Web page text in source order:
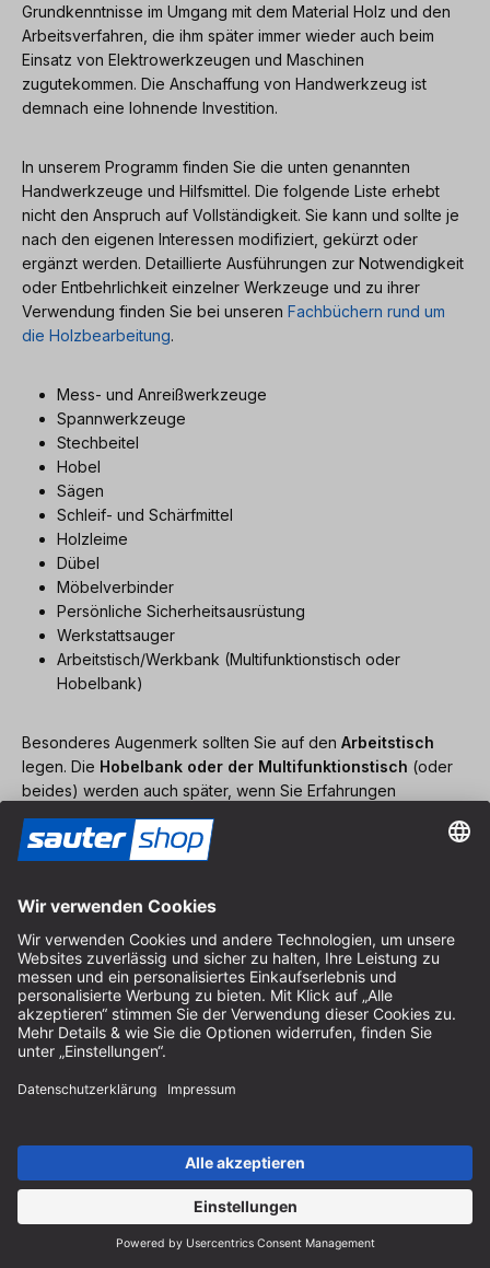
Grundkenntnisse im Umgang mit dem Material Holz und den
Arbeitsverfahren, die ihm später immer wieder auch beim
Einsatz von Elektrowerkzeugen und Maschinen
zugutekommen. Die Anschaffung von Handwerkzeug ist
demnach eine lohnende Investition.
In unserem Programm finden Sie die unten genannten
Handwerkzeuge und Hilfsmittel. Die folgende Liste erhebt
nicht den Anspruch auf Vollständigkeit. Sie kann und sollte je
nach den eigenen Interessen modifiziert, gekürzt oder
ergänzt werden. Detaillierte Ausführungen zur Notwendigkeit
oder Entbehrlichkeit einzelner Werkzeuge und zu ihrer
Verwendung finden Sie bei unseren Fachbüchern rund um
die Holzbearbeitung.
Mess- und Anreißwerkzeuge
Spannwerkzeuge
Stechbeitel
Hobel
Sägen
Schleif- und Schärfmittel
Holzleime
Dübel
Möbelverbinder
Persönliche Sicherheitsausrüstung
Werkstattsauger
Arbeitstisch/Werkbank (Multifunktionstisch oder
Hobelbank)
Besonderes Augenmerk sollten Sie auf den Arbeitstisch
legen. Die Hobelbank oder der Multifunktionstisch (oder
beides) werden auch später, wenn Sie Erfahrungen
gesammelt haben, eine überaus wichtige Rolle bei der Arbeit
in der Werkstatt spielen. Es lohnt sich deshalb, sich vor der
Anschaffung möglichst genau und umfassend zu informieren.
machen, sondern lieber eine Nummer kleiner kaufen.
Wichtige Elektrowerkzeuge
Zu den wichtigsten Elektrowerkzeugen, die man oft auch in
Werkstätten findet, in denen vor allem mit Handwerkzeugen
gearbeitet wird, zählen die
und die Handkreissäge. Meist bilden sie auch den
Die Handbohrmaschine findet man heute meist als
Akkubohrer und -schrauber. Die in der Regel etwas
geringere Leistung als bei der schnurgebundenen